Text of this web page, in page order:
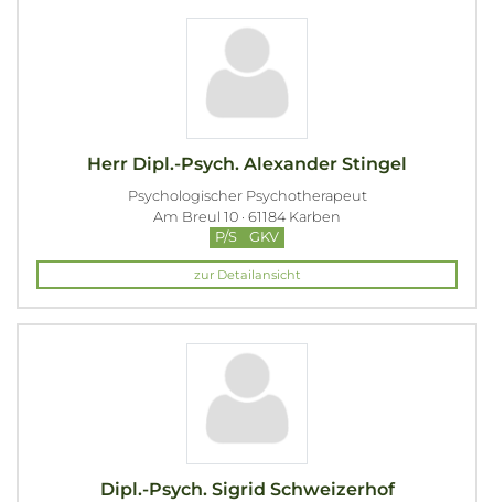
Herr Dipl.-Psych. Alexander Stingel
Psychologischer Psychotherapeut
Am Breul 10 · 61184 Karben
P/S
GKV
zur Detailansicht
Dipl.-Psych. Sigrid Schweizerhof